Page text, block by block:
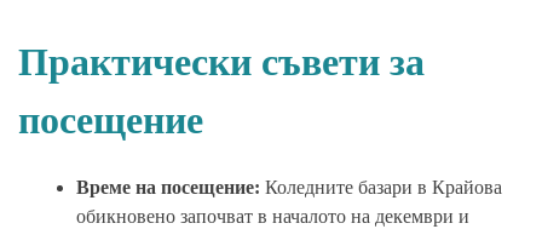
Практически съвети за
посещение
Време на посещение: Коледните базари в Крайова
обикновено започват в началото на декември и